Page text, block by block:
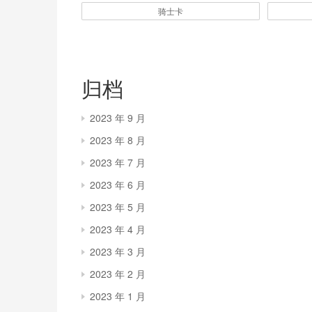
骑士卡
归档
2023 年 9 月
2023 年 8 月
2023 年 7 月
2023 年 6 月
2023 年 5 月
2023 年 4 月
2023 年 3 月
2023 年 2 月
2023 年 1 月